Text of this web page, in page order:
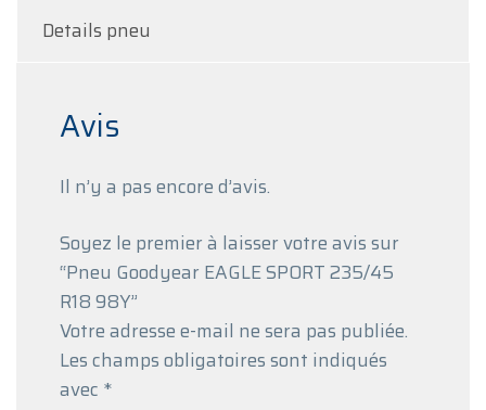
Details pneu
Avis
Il n’y a pas encore d’avis.
Soyez le premier à laisser votre avis sur
“Pneu Goodyear EAGLE SPORT 235/45
R18 98Y”
Votre adresse e-mail ne sera pas publiée.
Les champs obligatoires sont indiqués
avec *